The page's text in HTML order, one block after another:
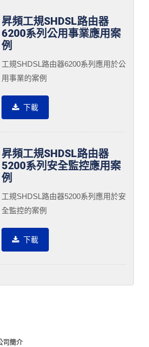
昇頻工規SHDSL路由器
6200系列公用事業應用案
例
工規SHDSL路由器6200系列應用於公
用事業的案例
下載
昇頻工規SHDSL路由器
5200系列安全監控應用案
例
工規SHDSL路由器5200系列應用於安
全監控的案例
下載
司簡介